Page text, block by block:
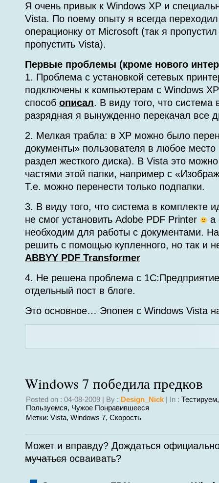
Я очень привык к Windows XP и
Vista. По поему опыту я всегда
операционку от Microsoft (так я
пропустить Vista).
Первые проблемы (кроме нового
1. Проблема с установкой сетевых
подключены к компьютерам с Windows
способ описал. В виду того, что система
разрядная я вынужденно перекачал все
2. Мелкая трабла: в XP можно было
документы» пользователя в любое
раздел жесткого диска). В Vista это
частями этой папки, например с
Т.е. можно перенести только подпапки.
3. В виду того, что система в комплекте
не смог установить Adobe PDF Printer
а
необходим для работы с документами.
решить с помощью купленного, но так и
ABBYY PDF Transformer
4. Не решена проблема с
отдельный пост в блоге.
Это основное… Эпопея с Windows Vista
Windows 7 победила предков
Posted on : 04-08-2009 | By : Design_Nick | In :
Пользуемся, Чужое Понравившееся
Метки: Vista, Windows 7, Скорость
Может и вправду? Дождаться
мучаться осваивать?